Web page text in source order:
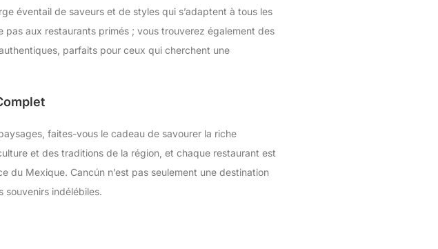
éventail de saveurs et de styles qui s’adaptent à tous les
aux restaurants primés ; vous trouverez également des
parfaits pour ceux qui cherchent une
faites-vous le cadeau de savourer la riche
et des traditions de la région, et chaque restaurant est
du Mexique. Cancún n’est pas seulement une destination
souvenirs indélébiles.